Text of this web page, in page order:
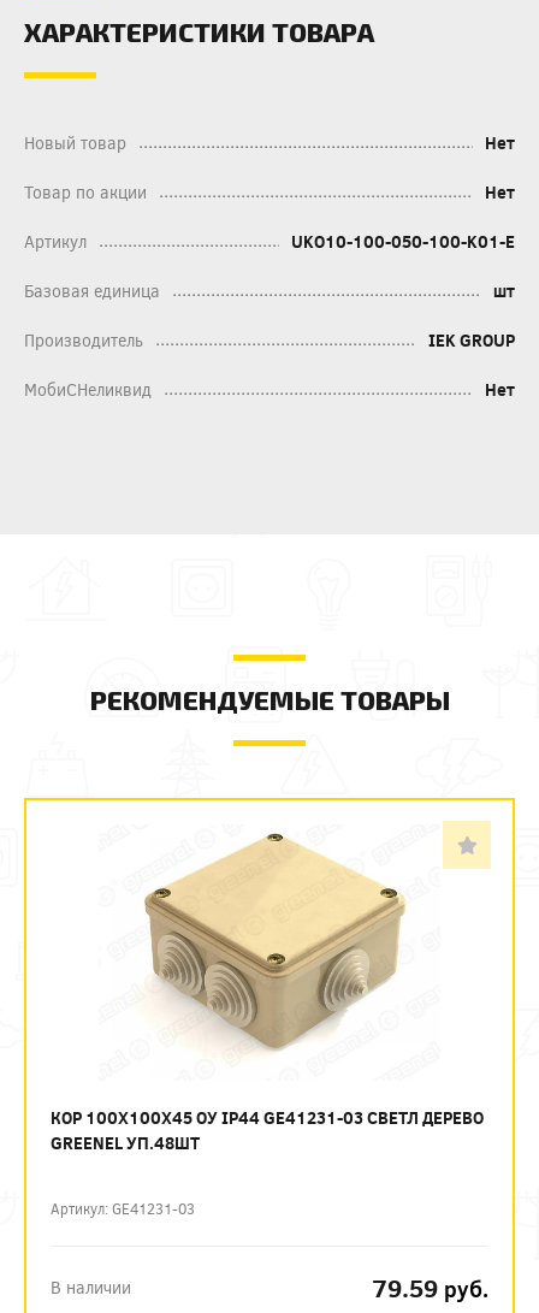
ХАРАКТЕРИСТИКИ ТОВАРА
Новый товар Нет
Товар по акции Нет
Артикул UKO10-100-050-100-K01-E
Базовая единица шт
Производитель IEK GROUP
МобиСНеликвид Нет
РЕКОМЕНДУЕМЫЕ ТОВАРЫ
КОР 100Х100Х45 ОУ IP44 GE41231-03 СВЕТЛ ДЕРЕВО
GREENEL УП.48ШТ
Артикул: GE41231-03
В наличии 79.59 руб.